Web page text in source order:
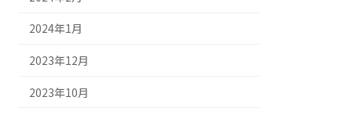
2024年1月
2023年12月
2023年10月